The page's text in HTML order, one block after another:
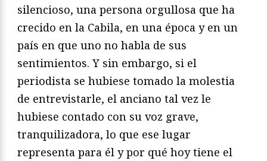
silencioso, una persona orgullosa que ha
crecido en la Cabila, en una época y en un
país en que uno no habla de sus
sentimientos. Y sin embargo, si el
periodista se hubiese tomado la molestia
de entrevistarle, el anciano tal vez le
hubiese contado con su voz grave,
tranquilizadora, lo que ese lugar
representa para él y por qué hoy tiene el